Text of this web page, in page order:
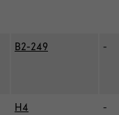
B2-249 -
H4 -